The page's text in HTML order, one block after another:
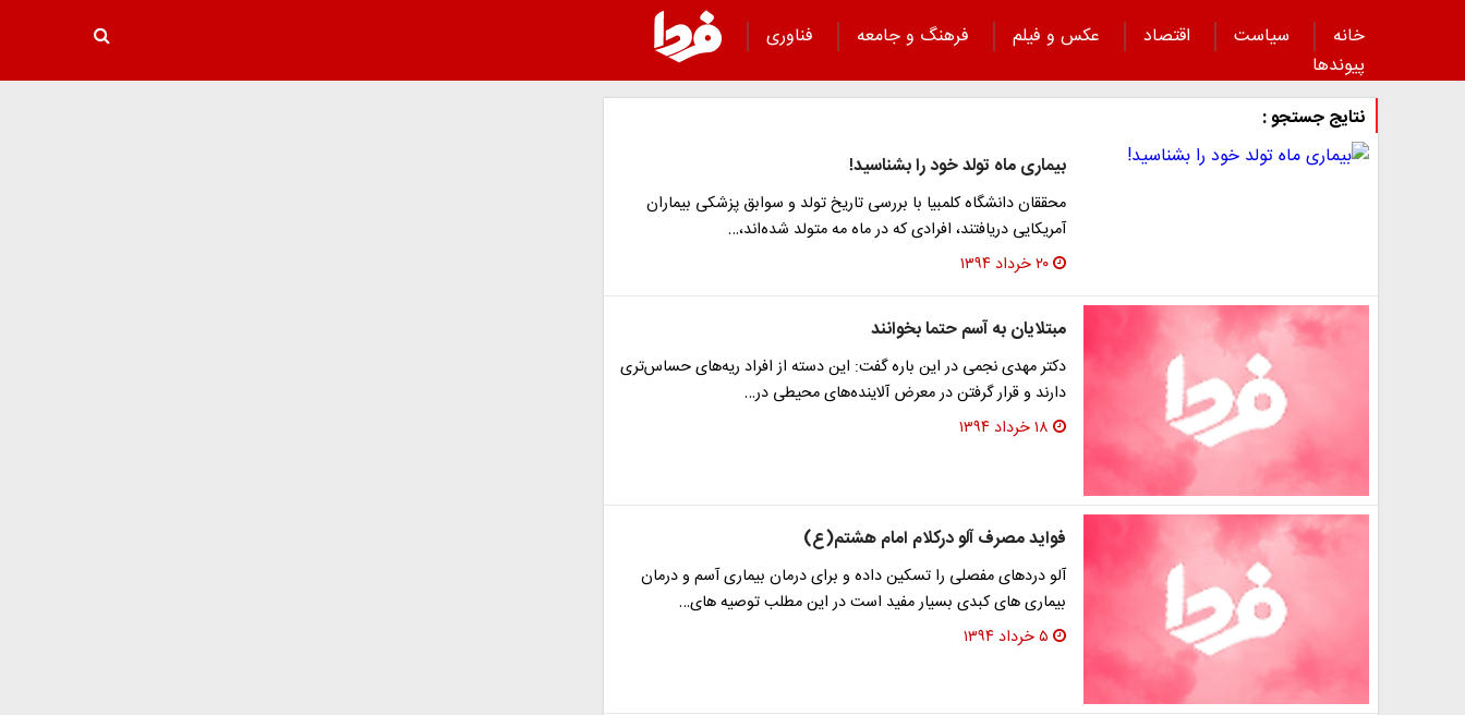
خانه سیاست اقتصاد عکس و فیلم فرهنگ و جامعه
فناوری
پیوند‌ها
نتایج جستجو :
بیماری ماه تولد خود را بشناسید!
محققان دانشگاه کلمبیا با بررسی تاریخ تولد و سوابق پزشکی بیماران
آمریکایی دریافتند، افرادی که در ماه مه متولد شده‌اند،…
۲۰ خرداد ۱۳۹۴
مبتلایان به آسم حتما بخوانند
دکتر مهدی نجمی در این باره گفت: این دسته از افراد ریه‌های حساس‌تری
دارند و قرار گرفتن در معرض آلاینده‌های محیطی در…
۱۸ خرداد ۱۳۹۴
فواید مصرف آلو درکلام امام هشتم(ع)
آلو دردهای مفصلی را تسکین داده و برای درمان بیماری آسم و درمان
بیماری‌ های کبدی بسیار مفید است در این مطلب توصیه های…
۵ خرداد ۱۳۹۴